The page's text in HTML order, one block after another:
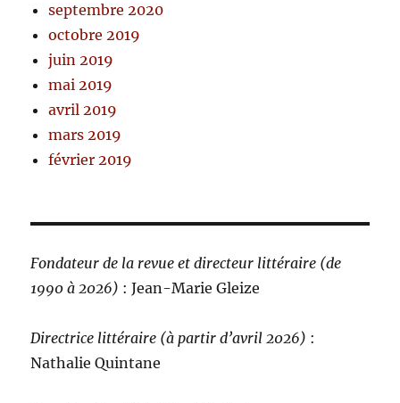
septembre 2020
octobre 2019
juin 2019
mai 2019
avril 2019
mars 2019
février 2019
Fondateur de la revue et directeur littéraire (de
1990 à 2026) : Jean-Marie Gleize
Directrice littéraire (à partir d’avril 2026) :
Nathalie Quintane